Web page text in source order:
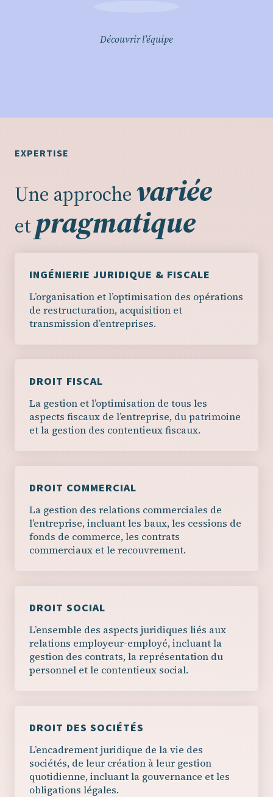
Découvrir l’équipe
EXPERTISE
Une approche variée
etpragmatique
INGÉNIERIE JURIDIQUE & FISCALE
L’organisation et l’optimisation des opérations
de restructuration, acquisition et
transmission d’entreprises.
DROIT FISCAL
La gestion et l’optimisation de tous les
aspects fiscaux de l’entreprise, du patrimoine
et la gestion des contentieux fiscaux.
DROIT COMMERCIAL
La gestion des relations commerciales de
l’entreprise, incluant les baux, les cessions de
fonds de commerce, les contrats
commerciaux et le recouvrement.
DROIT SOCIAL
L’ensemble des aspects juridiques liés aux
relations employeur-employé, incluant la
gestion des contrats, la représentation du
personnel et le contentieux social.
DROIT DES SOCIÉTÉS
L’encadrement juridique de la vie des
sociétés, de leur création à leur gestion
quotidienne, incluant la gouvernance et les
obligations légales.